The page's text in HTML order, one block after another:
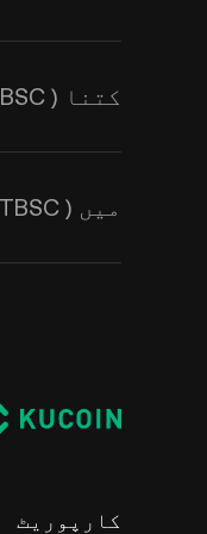
کتنا Test ( TSTBSC ) گردش میں ہے؟
میں Test ( TSTBSC ) کو کیسے اسٹور کروں؟
کارپوریٹ